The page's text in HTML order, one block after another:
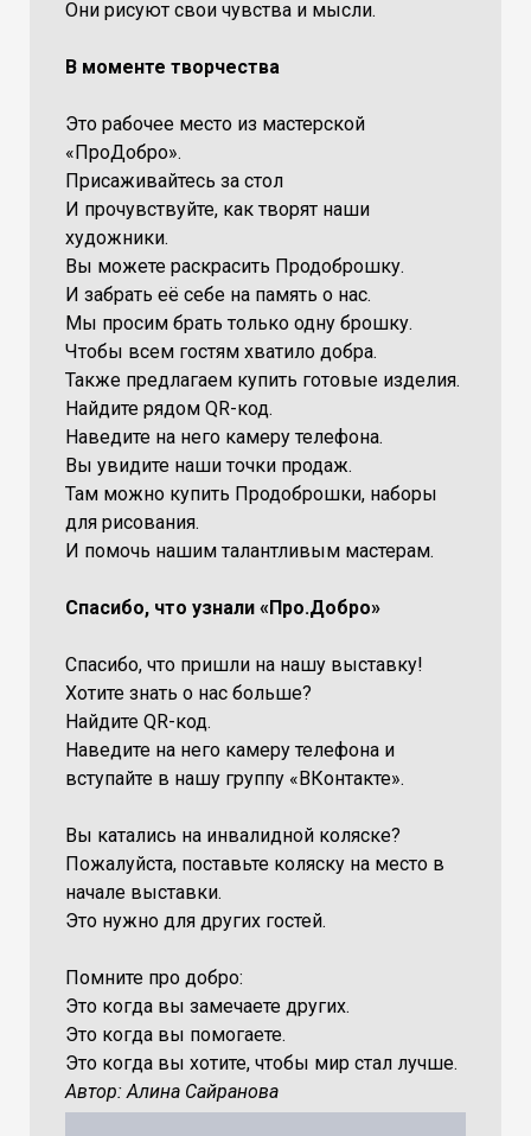
Они рисуют свои чувства и мысли.
В моменте творчества
Это рабочее место из мастерской
«ПроДобро».
Присаживайтесь за стол
И прочувствуйте, как творят наши
художники.
Вы можете раскрасить Продоброшку.
И забрать её себе на память о нас.
Мы просим брать только одну брошку.
Чтобы всем гостям хватило добра.
Также предлагаем купить готовые изделия.
Найдите рядом QR-код.
Наведите на него камеру телефона.
Вы увидите наши точки продаж.
Там можно купить Продоброшки, наборы
для рисования.
И помочь нашим талантливым мастерам.
Спасибо, что узнали «Про.Добро»
Спасибо, что пришли на нашу выставку!
Хотите знать о нас больше?
Найдите QR-код.
Наведите на него камеру телефона и
вступайте в нашу группу «ВКонтакте».
Вы катались на инвалидной коляске?
Пожалуйста, поставьте коляску на место в
начале выставки.
Это нужно для других гостей.
Помните про добро:
Это когда вы замечаете других.
Это когда вы помогаете.
Это когда вы хотите, чтобы мир стал лучше.
Автор: Алина Сайранова